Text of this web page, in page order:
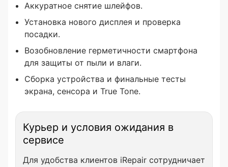
Аккуратное снятие шлейфов.
Установка нового дисплея и проверка
посадки.
Возобновление герметичности смартфона
для защиты от пыли и влаги.
Сборка устройства и финальные тесты
экрана, сенсора и True Tone.
Курьер и условия ожидания в
сервисе
Для удобства клиентов iRepair сотрудничает